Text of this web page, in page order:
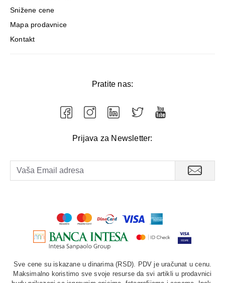
Snižene cene
Mapa prodavnice
Kontakt
Pratite nas:
Prijava za Newsletter:
Sve cene su iskazane u dinarima (RSD). PDV je uračunat u cenu.
Maksimalno koristimo sve svoje resurse da svi artikli u prodavnici